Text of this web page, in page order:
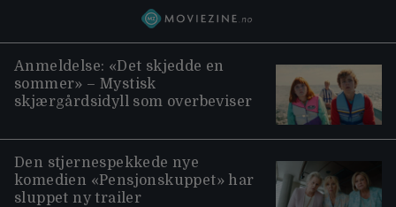
Anmeldelse: «Det skjedde en
sommer» – Mystisk
skjærgårdsidyll som overbeviser
Den stjernespekkede nye
komedien «Pensjonskuppet» har
sluppet ny trailer